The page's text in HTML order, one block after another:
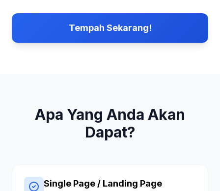
Tempah Sekarang!
Apa Yang Anda Akan
Dapat?
Single Page / Landing Page